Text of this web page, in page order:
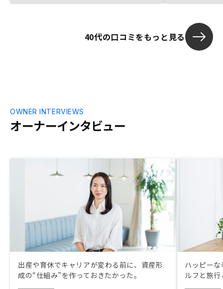
40代の口コミをもっと見る
オーナーインタビュー
OWNER INTERVIEWS
出産や育休でキャリアが変わる前に、資産形
成の“仕組み”を作っておきたかった。
ハッピー
ルフと旅